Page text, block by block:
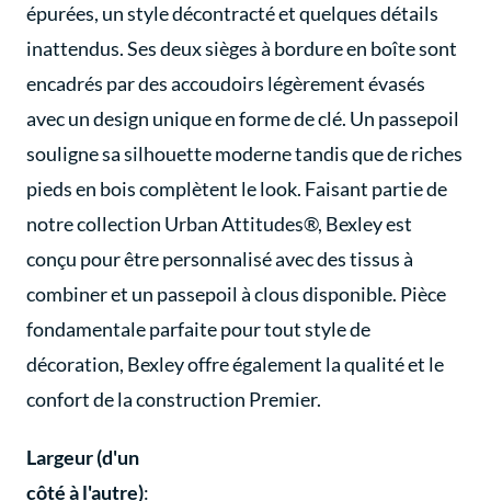
épurées, un style décontracté et quelques détails
inattendus. Ses deux sièges à bordure en boîte sont
encadrés par des accoudoirs légèrement évasés
avec un design unique en forme de clé. Un passepoil
souligne sa silhouette moderne tandis que de riches
pieds en bois complètent le look. Faisant partie de
notre collection Urban Attitudes®, Bexley est
conçu pour être personnalisé avec des tissus à
combiner et un passepoil à clous disponible. Pièce
fondamentale parfaite pour tout style de
décoration, Bexley offre également la qualité et le
confort de la construction Premier.
Largeur (d'un
côté à l'autre):